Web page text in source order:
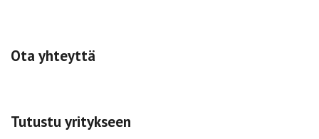
Ota yhteyttä
Tutustu yritykseen